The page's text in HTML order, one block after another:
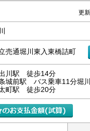
更
売通堀川東入東橋詰町
川駅 徒歩14分
城前駅 バス乗車11分堀
町駅 徒歩20分